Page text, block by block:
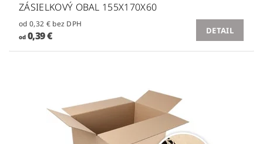
ZÁSIELKOVÝ OBAL 155X170X60
od 0,32 € bez DPH
od0,39 € DETAIL